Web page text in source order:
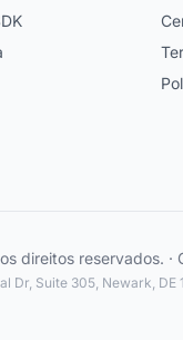
direitos reservados. ·
Dr, Suite 305, Newark, DE